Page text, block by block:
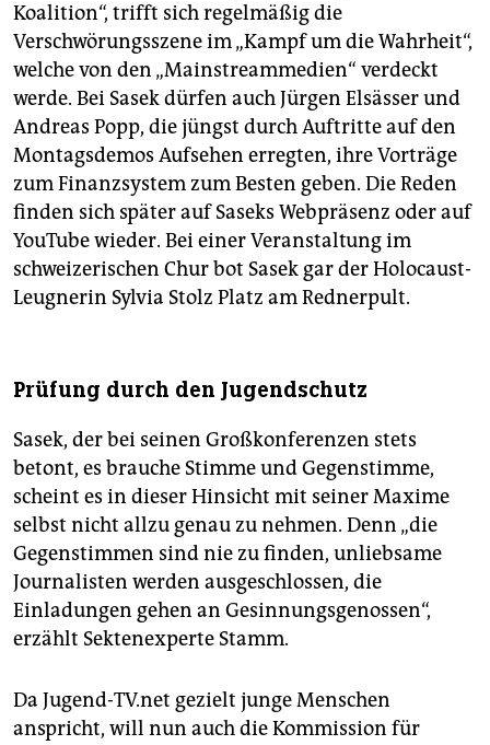
Koalition“, trifft sich regelmäßig die
Verschwörungsszene im „Kampf um die Wahrheit“,
welche von den „Mainstreammedien“ verdeckt
werde. Bei Sasek dürfen auch Jürgen Elsässer und
Andreas Popp, die jüngst durch Auftritte auf den
Montagsdemos Aufsehen erregten, ihre Vorträge
zum Finanzsystem zum Besten geben. Die Reden
finden sich später auf Saseks Webpräsenz oder auf
YouTube wieder. Bei einer Veranstaltung im
schweizerischen Chur bot Sasek gar der Holocaust-
Leugnerin Sylvia Stolz Platz am Rednerpult.
Prüfung durch den Jugendschutz
Sasek, der bei seinen Großkonferenzen stets
betont, es brauche Stimme und Gegenstimme,
scheint es in dieser Hinsicht mit seiner Maxime
selbst nicht allzu genau zu nehmen. Denn „die
Gegenstimmen sind nie zu finden, unliebsame
Journalisten werden ausgeschlossen, die
Einladungen gehen an Gesinnungsgenossen“,
erzählt Sektenexperte Stamm.
Da Jugend-TV.net gezielt junge Menschen
anspricht, will nun auch die Kommission für